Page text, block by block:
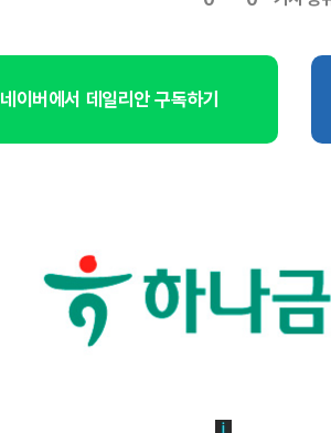
네이버에서 데일리안 구독하기